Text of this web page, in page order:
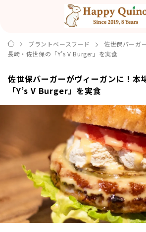
プラントベースフード
佐世保バーガ
長崎・佐世保の「Y’s V Burger」を実食
佐世保バーガーがヴィーガンに！本
「Y’s V Burger」を実食